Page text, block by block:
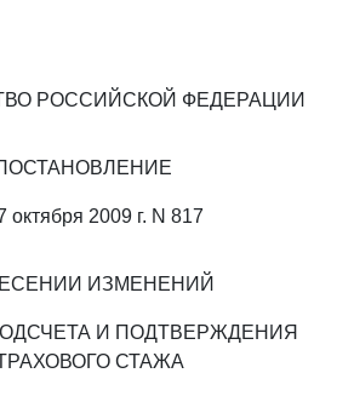
РОССИЙСКОЙ ФЕДЕРАЦИИ
октября 2009 г. N 817
ИЗМЕНЕНИЙ
И ПОДТВЕРЖДЕНИЯ
СТАЖА